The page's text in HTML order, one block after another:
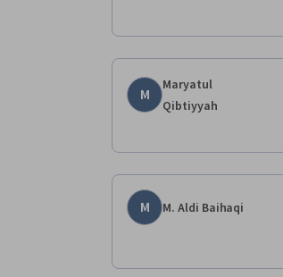
M
Maryatul
Qibtiyyah
M M. Aldi Baihaqi